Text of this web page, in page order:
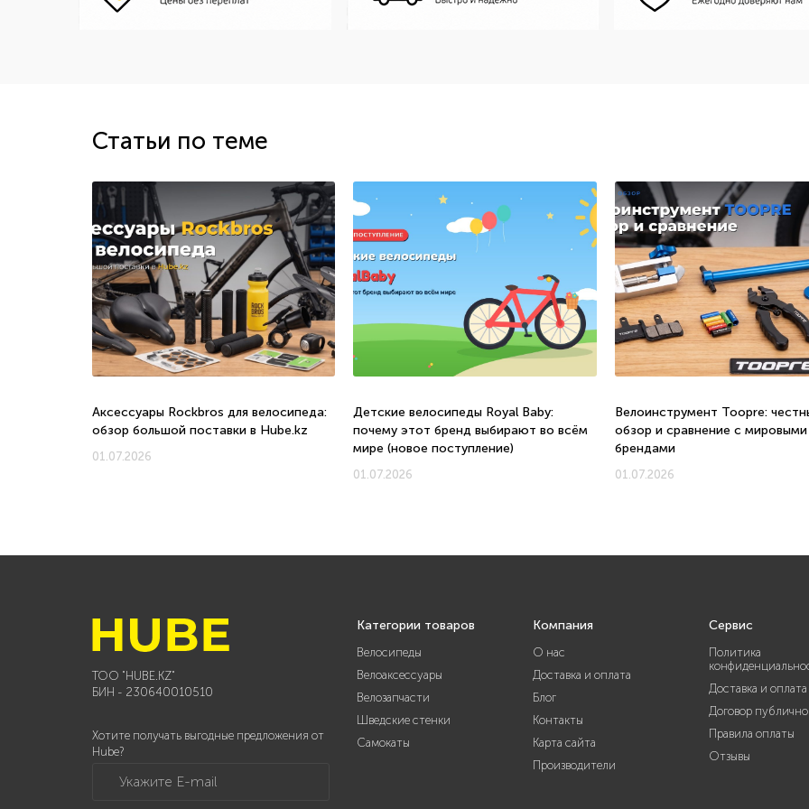
Статьи по теме
Аксессуары Rockbros для велосипеда:
обзор большой поставки в Hube.kz
01.07.2026
Детские велосипеды Royal Baby:
почему этот бренд выбирают во всём
мире (новое поступление)
01.07.2026
Велоинструмент Toopre:
обзор и сравнение с мировыми
брендами
01.07.2026
ТОО "HUBE.KZ"
БИН - 230640010510
Хотите получать выгодные предложения от
Hube?
Укажите E-mail
Категории товаров
Велосипеды
Велоаксессуары
Велозапчасти
Шведские стенки
Самокаты
Компания
О нас
Доставка и оплата
Блог
Контакты
Карта сайта
Производители
Сервис
Политика
Доставка и оплата
Договор
Правила оплаты
Отзывы